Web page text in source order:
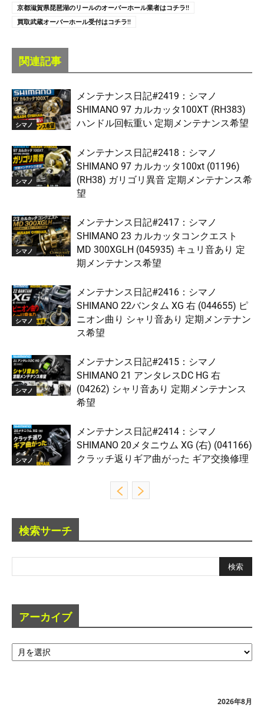
京都滋賀県琵琶湖のリールのオーバーホール業者はコチラ!!
買取武蔵オーバーホール受付はコチラ!!
関連記事
シマノ
メンテナンス日記#2419：シマノ
SHIMANO 97 カルカッタ100XT (RH383)
ハンドル回転重い 定期メンテナンス希望
シマノ
メンテナンス日記#2418：シマノ
SHIMANO 97 カルカッタ100xt (01196)
(RH38) ガリゴリ異音 定期メンテナンス希
望
シマノ
メンテナンス日記#2417：シマノ
SHIMANO 23 カルカッタコンクエスト
MD 300XGLH (045935) キュリ音あり 定
期メンテナンス希望
シマノ
メンテナンス日記#2416：シマノ
SHIMANO 22バンタム XG 右 (044655) ピ
ニオン曲り シャリ音あり 定期メンテナン
ス希望
シマノ
メンテナンス日記#2415：シマノ
SHIMANO 21 アンタレスDC HG 右
(04262) シャリ音あり 定期メンテナンス
希望
シマノ
メンテナンス日記#2414：シマノ
SHIMANO 20メタニウム XG (右) (041166)
クラッチ返りギア曲がった ギア交換修理
検索サーチ
アーカイブ
ア
ー
2026年8月